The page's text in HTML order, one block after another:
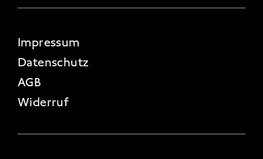
FOOTER 4
Impressum
Datenschutz
AGB
Widerruf